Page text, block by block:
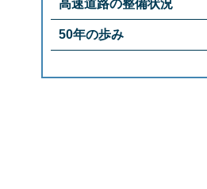
高速道路の整備状況
50年の歩み